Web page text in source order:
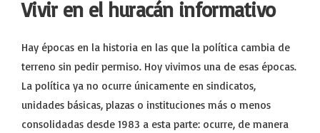
Vivir en el huracán informativo
Hay épocas en la historia en las que la política cambia de
terreno sin pedir permiso. Hoy vivimos una de esas épocas.
La política ya no ocurre únicamente en sindicatos,
unidades básicas, plazas o instituciones más o menos
consolidadas desde 1983 a esta parte: ocurre, de manera